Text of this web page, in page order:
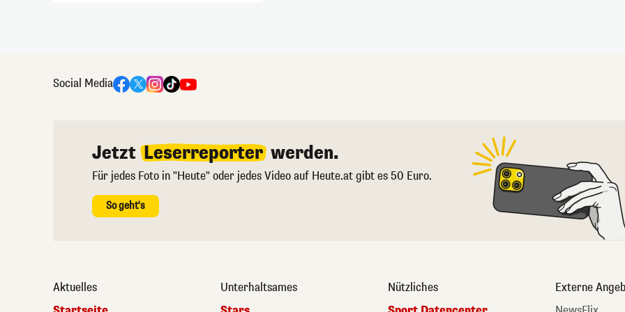
Social Media
Jetzt Leserreporter werden.
Für jedes Foto in "Heute" oder jedes Video auf Heute.at gibt es 50 Euro.
So geht's
Aktuelles
Unterhaltsames
Nützliches
Externe